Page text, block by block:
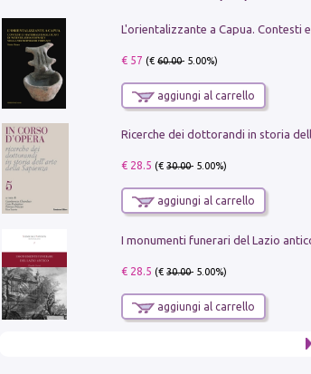
€ 57 (€60.00- 5.00%)
aggiungi al carrello
€ 28.5 (€30.00- 5.00%)
aggiungi al carrello
€ 28.5 (€30.00- 5.00%)
aggiungi al carrello